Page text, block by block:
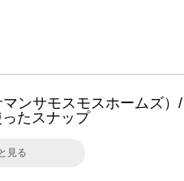
ンサモスモスホームズ）/
たスナップ
見る